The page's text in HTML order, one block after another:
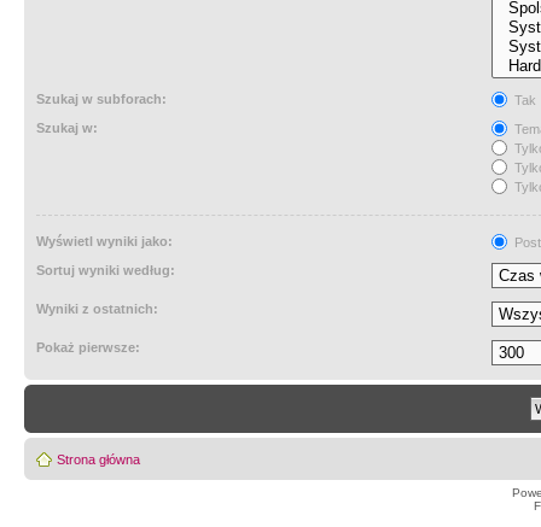
Szukaj w subforach:
Tak
Szukaj w:
Wyświetl wyniki jako:
Sortuj wyniki według:
Wyniki z ostatnich:
Pokaż pierwsze:
Strona główna